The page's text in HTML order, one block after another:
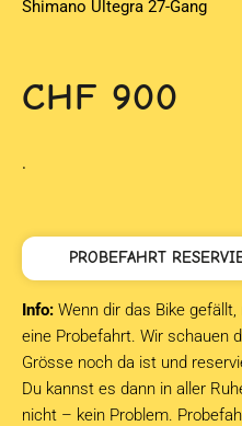
Shimano Ultegra 27-Gang
CHF 900
.
PROBEFAHRT
Info: Wenn dir das Bike
eine Probefahrt. Wir schauen
Grösse noch da ist und
Du kannst es dann in aller
nicht – kein Problem.